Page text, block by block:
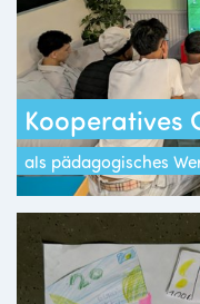
Kooperatives
als pädagogisches